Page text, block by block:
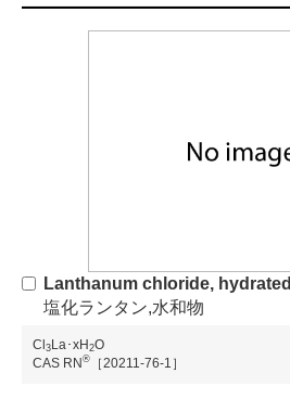
Lanthanum chloride, hydrated
塩化ランタン,水和物
Cl3La･xH2O
CAS RN® ［20211-76-1］